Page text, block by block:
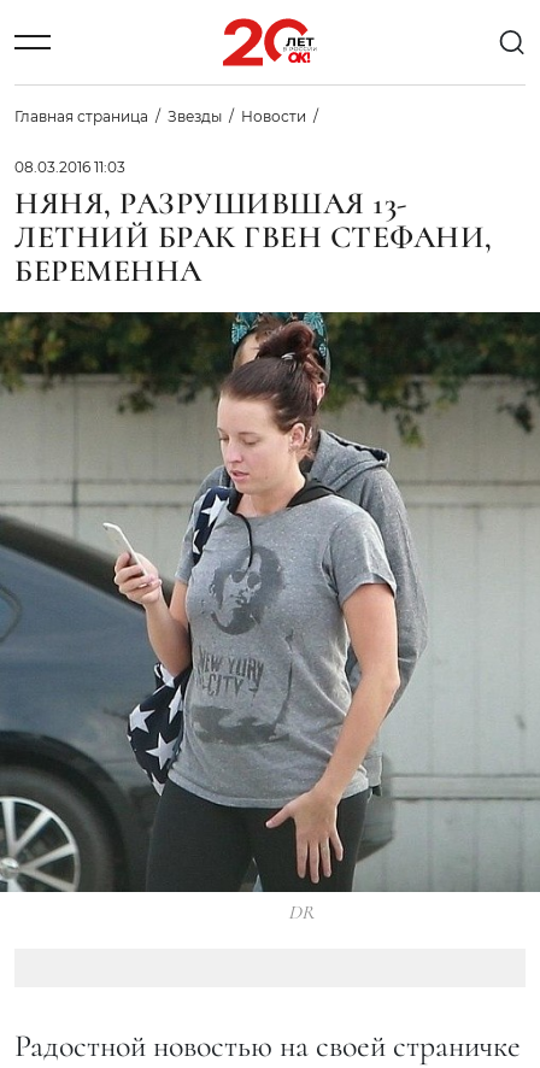
Главная страница Звезды Новости
08.03.2016 11:03
НЯНЯ, РАЗРУШИВШАЯ 13-
ЛЕТНИЙ БРАК ГВЕН СТЕФАНИ,
БЕРЕМЕННА
DR
Радостной новостью на своей страничке